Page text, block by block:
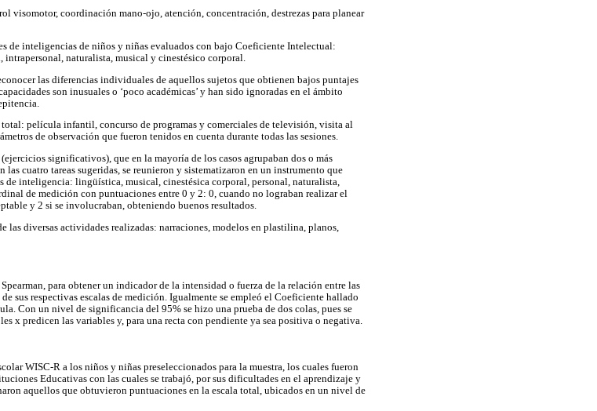
visomotor, coordinación mano-ojo, atención, concentración, destrezas para planear
de inteligencias de niños y niñas evaluados con bajo Coeficiente Intelectual:
naturalista, musical y cinestésico corporal.
las diferencias individuales de aquellos sujetos que obtienen bajos puntajes
son inusuales o ‘poco académicas’ y han sido ignoradas en el ámbito
total: película infantil, concurso de programas y comerciales de televisión, visita al
de observación que fueron tenidos en cuenta durante todas las sesiones.
significativos), que en la mayoría de los casos agrupaban dos o más
las cuatro tareas sugeridas, se reunieron y sistematizaron en un instrumento que
de inteligencia: lingüística, musical, cinestésica corporal, personal, naturalista,
de medición con puntuaciones entre 0 y 2: 0, cuando no lograban realizar el
y 2 si se involucraban, obteniendo buenos resultados.
las diversas actividades realizadas: narraciones, modelos en plastilina, planos,
para obtener un indicador de la intensidad o fuerza de la relación entre las
sus respectivas escalas de medición. Igualmente se empleó el Coeficiente hallado
Con un nivel de significancia del 95% se hizo una prueba de dos colas, pues se
x predicen las variables y, para una recta con pendiente ya sea positiva o negativa.
WISC-R a los niños y niñas preseleccionados para la muestra, los cuales fueron
Educativas con las cuales se trabajó, por sus dificultades en el aprendizaje y
aquellos que obtuvieron puntuaciones en la escala total, ubicados en un nivel de